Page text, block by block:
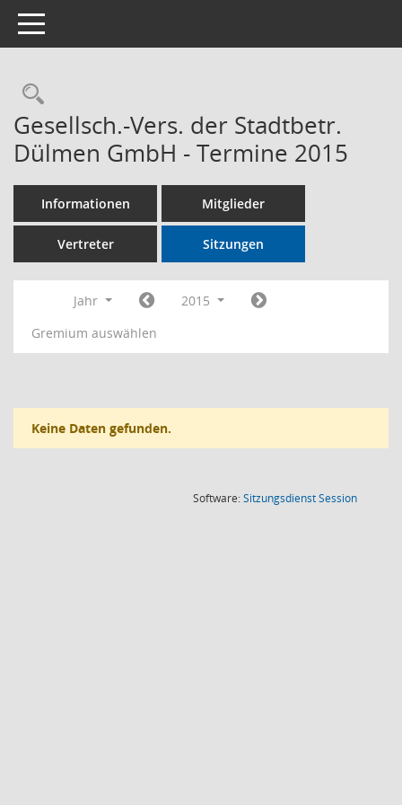
Toggle navigation
Rechercheauswahl
Gesellsch.-Vers. der Stadtbetr.
Dülmen GmbH - Termine 2015
Informationen Mitglieder
Vertreter Sitzungen
Jahr
2015
Gremium auswählen
Keine Daten gefunden.
Software:SitzungsdienstSession(Wird in